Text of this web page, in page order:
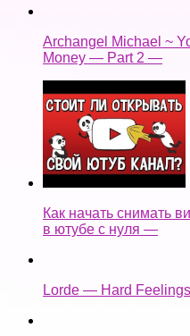
Archangel Michael ~
Money — Part 2 —
Как начать снимать
в ютубе с нуля —
Lorde — Hard